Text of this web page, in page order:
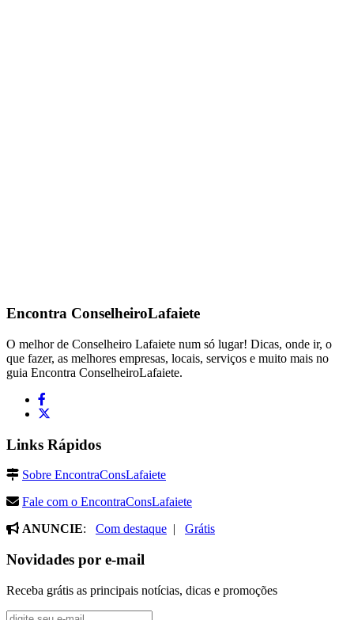
Encontra ConselheiroLafaiete
O melhor de Conselheiro Lafaiete num só lugar! Dicas, onde ir, o
que fazer, as melhores empresas, locais, serviços e muito mais no
guia Encontra ConselheiroLafaiete.
Links Rápidos
Sobre EncontraConsLafaiete
Fale com o EncontraConsLafaiete
ANUNCIE: Com destaque | Grátis
Novidades por e-mail
Receba grátis as principais notícias, dicas e promoções